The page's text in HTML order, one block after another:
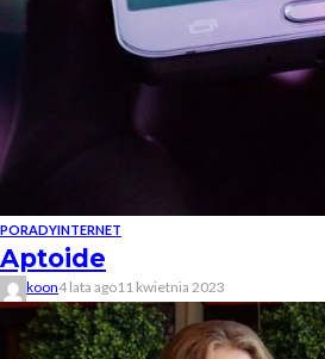
PORADYINTERNET
Aptoide
koon4 lata ago11 kwietnia 2023